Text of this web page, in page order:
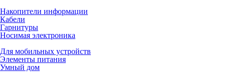
Накопители информации
Кабели
Гарнитуры
Носимая электроника
Для мобильных устройств
Элементы питания
Умный дом